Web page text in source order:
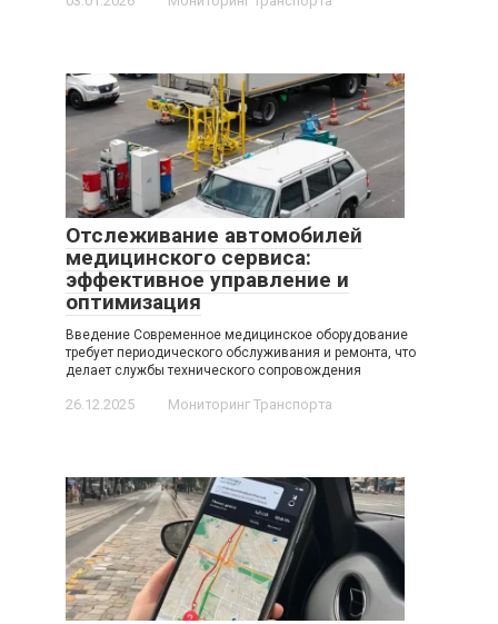
Отслеживание автомобилей
медицинского сервиса:
эффективное управление и
оптимизация
Введение Современное медицинское оборудование
требует периодического обслуживания и ремонта, что
делает службы технического сопровождения
26.12.2025 Мониторинг Транспорта